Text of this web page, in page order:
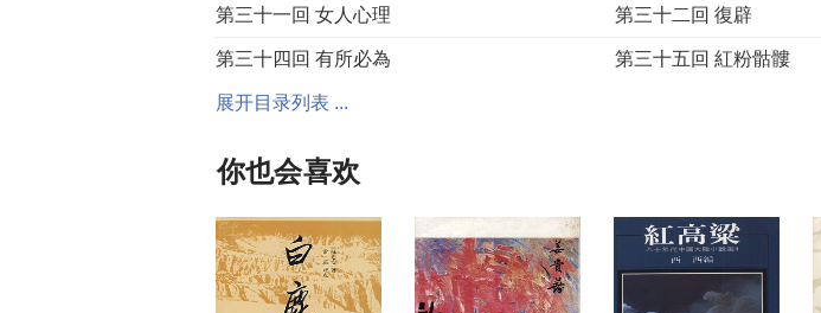
第三十一回 女人心理 第三十二回 復辟
第三十四回 有所必為 第三十五回 紅粉骷髏
展开目录列表 ...
你也会喜欢